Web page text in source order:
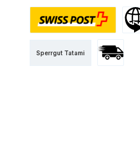
Sperrgut Tatami